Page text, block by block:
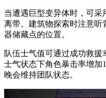
当遭遇巨型变异体时，可
离带。建筑物探索时注意
器储藏点的位置。
队伍士气值可通过成功救
士气状态下角色暴击率增加
晚会维持团队状态。